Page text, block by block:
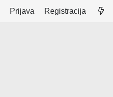
Prijava Registracija